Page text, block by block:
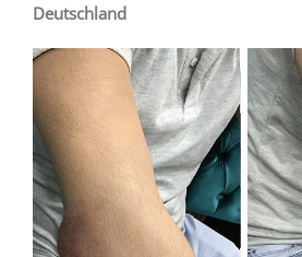
Deutschland